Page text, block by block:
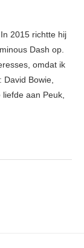
2015 richtte hij
Dash op.
omdat ik
David Bowie,
liefde aan Peuk,